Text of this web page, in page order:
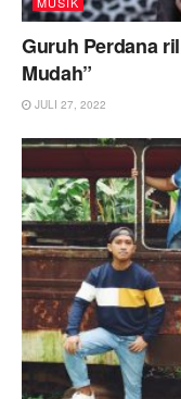
Guruh Perdana
Mudah”
JULI 27, 2022